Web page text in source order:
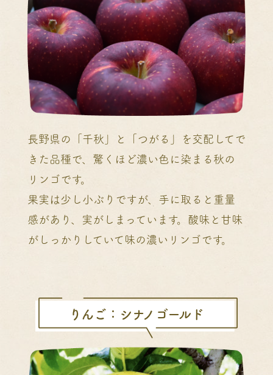
長野県の「千秋」と「つがる」を交配してで
きた品種で、驚くほど濃い色に染まる秋の
リンゴです。
果実は少し小ぶりですが、手に取ると重量
感があり、実がしまっています。酸味と甘味
がしっかりしていて味の濃いリンゴです。
りんご：シナノゴールド